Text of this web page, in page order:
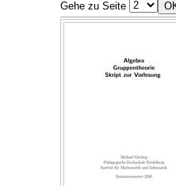
Gehe zu Seite